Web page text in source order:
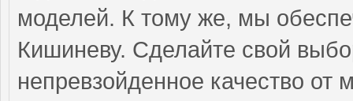
моделей. К тому же, мы
Кишиневу. Сделайте свой
непревзойденное качество от